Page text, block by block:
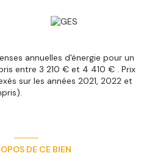
au 06.23.88.74.48 Sophie
RCAS Dunkerque numéro
sur bollengier immo.com
auxquels ce bien est exposé
Géorisques
annuelles d'énergie pour un
entre 3 210 € et 4 410 € . Prix
sur les années 2021, 2022 et
DE CE BIEN